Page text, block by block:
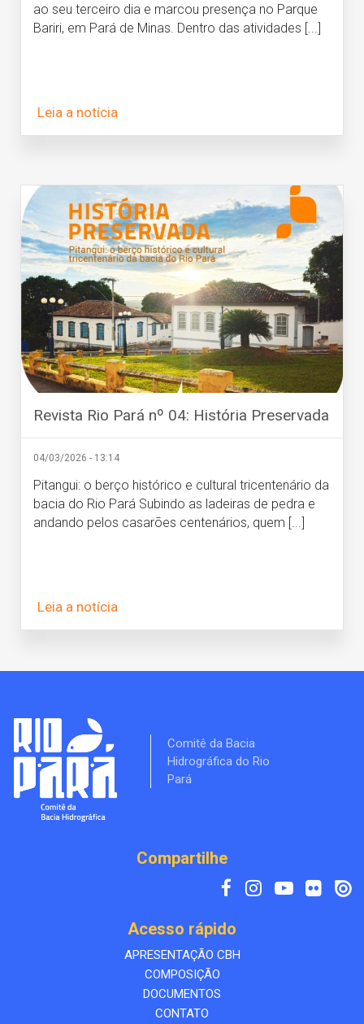
ao seu terceiro dia e marcou presença no Parque
Bariri, em Pará de Minas. Dentro das atividades [...]
Leia a notícia
Revista Rio Pará nº 04: História Preservada
04/03/2026 - 13:14
Pitangui: o berço histórico e cultural tricentenário da
bacia do Rio Pará Subindo as ladeiras de pedra e
andando pelos casarões centenários, quem [...]
Leia a notícia
Comitê da Bacia
Hidrográfica do Rio
Pará
Compartilhe
Acesso rápido
APRESENTAÇÃO CBH
COMPOSIÇÃO
DOCUMENTOS
CONTATO